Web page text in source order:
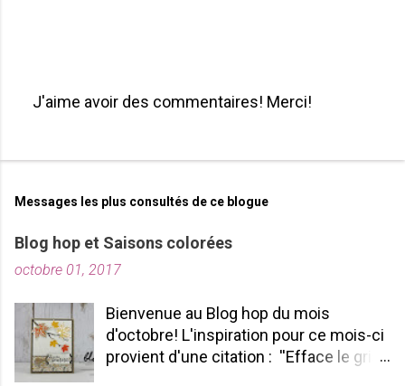
b
i
r
u
n
o
m
m
e
J'aime avoir des commentaires! Merci!
Messages les plus consultés de ce blogue
Blog hop et Saisons colorées
octobre 01, 2017
Bienvenue au Blog hop du mois
d'octobre! L'inspiration pour ce mois-ci
provient d'une citation : ''Efface le gris